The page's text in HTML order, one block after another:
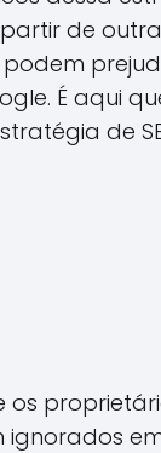
de
É aqui
de